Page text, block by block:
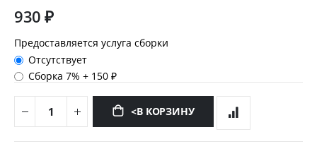
930 ₽
Предоставляется услуга сборки
Отсутствует
Сборка 7%+ 150 ₽
<В КОРЗИНУ